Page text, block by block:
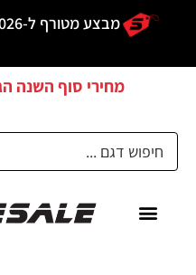
מבצע מטורף ל-2026 עם קוד הקופון –
מחירי סוף השנה